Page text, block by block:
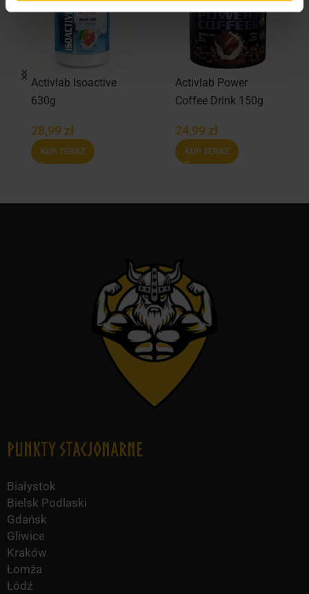
Activlab Isoactive
630g
28,99 zł
KUP TERAZ
Activlab Power
Coffee Drink 150g
24,99 zł
KUP TERAZ
Punkty Stacjonarne
Białystok
Bielsk Podlaski
Gdańsk
Gliwice
Kraków
Łomża
Łódź